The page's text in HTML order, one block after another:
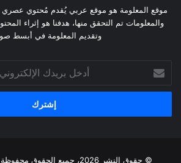
موقع المعلومة هو موقع عربي يُقدم مُحتوي
والمعلومات تم التحقق منها، هدفنا هو إثراء
وتقديم المعلومة في أبسط
بريدك
الإلكتروني
© حقوق النشر 2026، جميع الحقوق محفوظة |